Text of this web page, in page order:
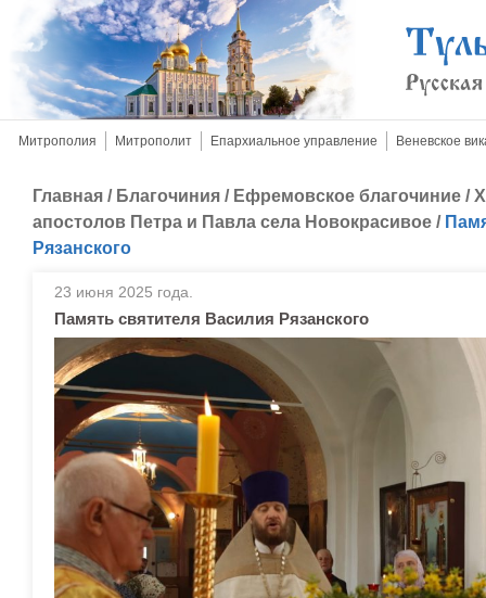
Митрополия Митрополит Епархиальное управление Веневское
Главная / Благочиния / Ефремовское благочиние /
апостолов Петра и Павла села Новокрасивое /
Рязанского
23 июня 2025 года.
Память святителя Василия Рязанского